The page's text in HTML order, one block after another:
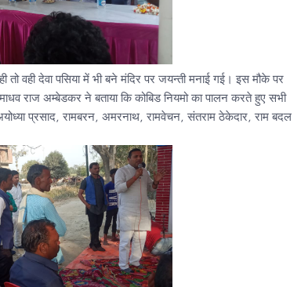
वही देवा पसिया में भी बने मंदिर पर जयन्ती मनाई गई। इस मौके पर
राज अम्बेडकर ने बताया कि कोबिड नियमो का पालन करते हुए सभी
प्रसाद, रामबरन, अमरनाथ, रामवेचन, संतराम ठेकेदार, राम बदल